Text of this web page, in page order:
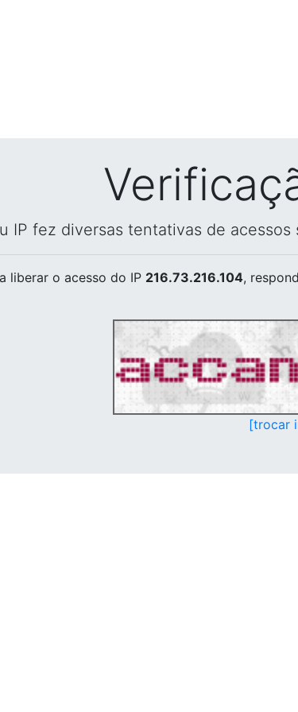
IP fez diversas tentativas de
liberar o acesso do IP 216.73.216.104,
[trocar